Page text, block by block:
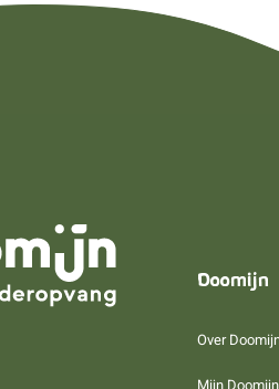
Doomijn
Over
Mijn Doomijn